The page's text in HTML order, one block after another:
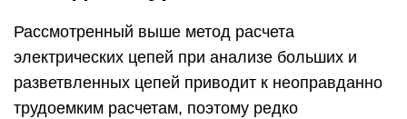
Рассмотренный выше метод расчета
электрических цепей при анализе больших и
разветвленных цепей приводит к неоправданно
трудоемким расчетам, поэтому редко